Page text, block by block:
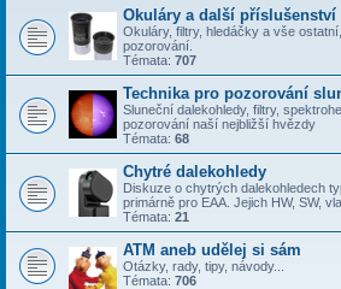
Okuláry a další příslušenství
Okuláry, filtry, hledáčky a vše
pozorování.
Témata: 707
Technika pro pozorování
Sluneční dalekohledy, filtry,
pozorování naší nejbližší hvězdy
Témata: 68
Chytré dalekohledy
Diskuze o chytrých dalekohledech
primárně pro EAA. Jejich HW, SW,
Témata: 21
ATM aneb udělej si sám
Otázky, rady, tipy, návody...
Témata: 706